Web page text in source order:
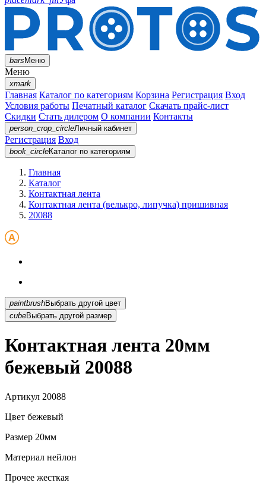
barsМеню
Меню
xmark
Главная Каталог по категориям Корзина Регистрация Вход
Условия работы Печатный каталог Скачать прайс-лист
Скидки Стать дилером О компании Контакты
person_crop_circleЛичный кабинет
Регистрация Вход
book_circleКаталог по категориям
Главная
Каталог
Контактная лента
Контактная лента (велькро, липучка) пришивная
20088
paintbrush
Выбрать другой цвет
cubeВыбрать другой размер
Контактная лента 20мм
бежевый 20088
Артикул 20088
Цвет бежевый
Размер 20мм
Материал нейлон
Прочее жесткая